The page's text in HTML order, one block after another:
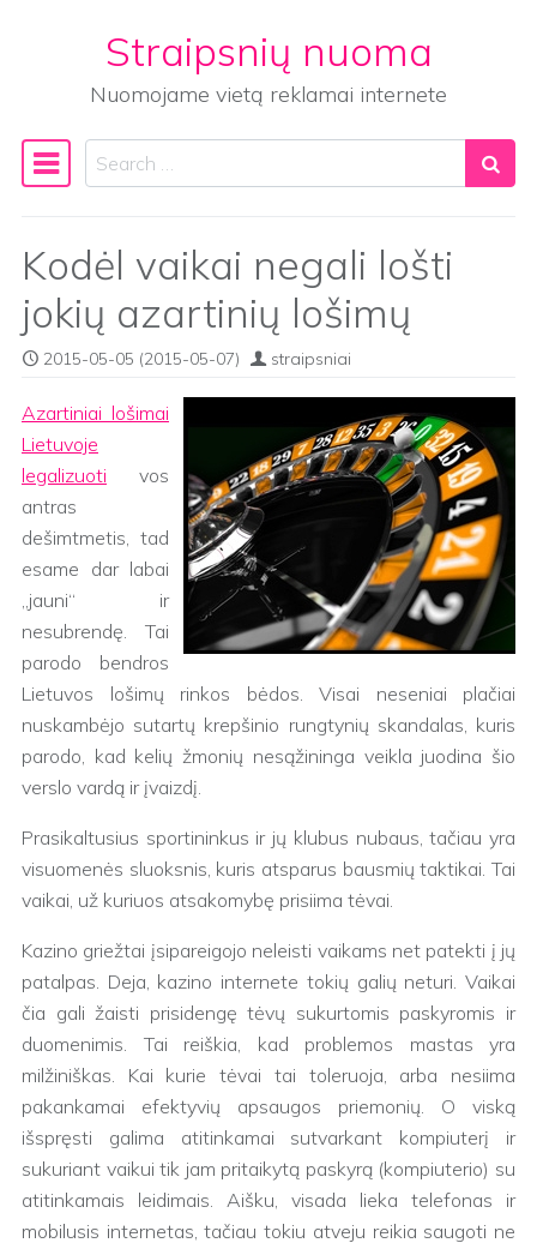
Straipsnių nuoma
Nuomojame vietą reklamai internete
Main Navigation
Search
Kodėl vaikai negali lošti
jokių azartinių lošimų
2015-05-05 (2015-05-07) straipsniai
Azartiniai lošimai
Lietuvoje
legalizuoti vos
antras
dešimtmetis, tad
esame dar labai
„jauni“ ir
nesubrendę. Tai
parodo bendros
Lietuvos lošimų rinkos bėdos. Visai neseniai plačiai
nuskambėjo sutartų krepšinio rungtynių skandalas, kuris
parodo, kad kelių žmonių nesąžininga veikla juodina šio
verslo vardą ir įvaizdį.
Prasikaltusius sportininkus ir jų klubus nubaus, tačiau yra
visuomenės sluoksnis, kuris atsparus bausmių taktikai. Tai
vaikai, už kuriuos atsakomybę prisiima tėvai.
Kazino griežtai įsipareigojo neleisti vaikams net patekti į jų
patalpas. Deja, kazino internete tokių galių neturi. Vaikai
čia gali žaisti prisidengę tėvų sukurtomis paskyromis ir
duomenimis. Tai reiškia, kad problemos mastas yra
milžiniškas. Kai kurie tėvai tai toleruoja, arba nesiima
pakankamai efektyvių apsaugos priemonių. O viską
išspręsti galima atitinkamai sutvarkant kompiuterį ir
sukuriant vaikui tik jam pritaikytą paskyrą (kompiuterio) su
atitinkamais leidimais. Aišku, visada lieka telefonas ir
mobilusis internetas, tačiau tokiu atveju reikia saugoti ne